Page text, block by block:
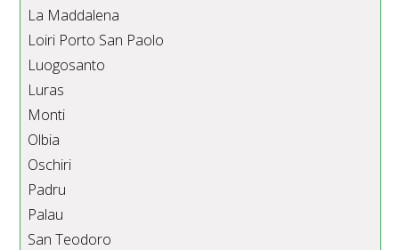
La Maddalena
Loiri Porto San Paolo
Luogosanto
Luras
Monti
Olbia
Oschiri
Padru
Palau
San Teodoro